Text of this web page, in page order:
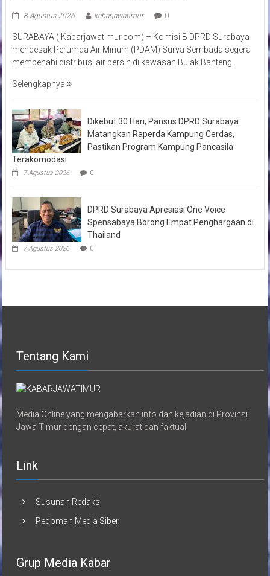
8 Agustus 2026 kabarjawatimur 0
SURABAYA ( Kabarjawatimur.com) – Komisi B DPRD Surabaya
mendesak Perumda Air Minum (PDAM) Surya Sembada segera
membenahi distribusi air bersih di kawasan Bulak Banteng.
Selengkapnya
Dikebut 30 Hari, Pansus DPRD Surabaya
Matangkan Raperda Kampung Cerdas,
Pastikan Program Kampung Pancasila
Terakomodasi
7 Agustus 2026 0
DPRD Surabaya Apresiasi One Voice
Spensabaya Borong Empat Penghargaan di
Thailand
7 Agustus 2026 0
Tentang Kami
Media Online yang mengabarkan info dan kejadian di Provinsi
Jawa Timur dengan cepat, akurat dan faktual.
Link
Susunan Redaksi
Pedoman Media Siber
Grup Media Kabar